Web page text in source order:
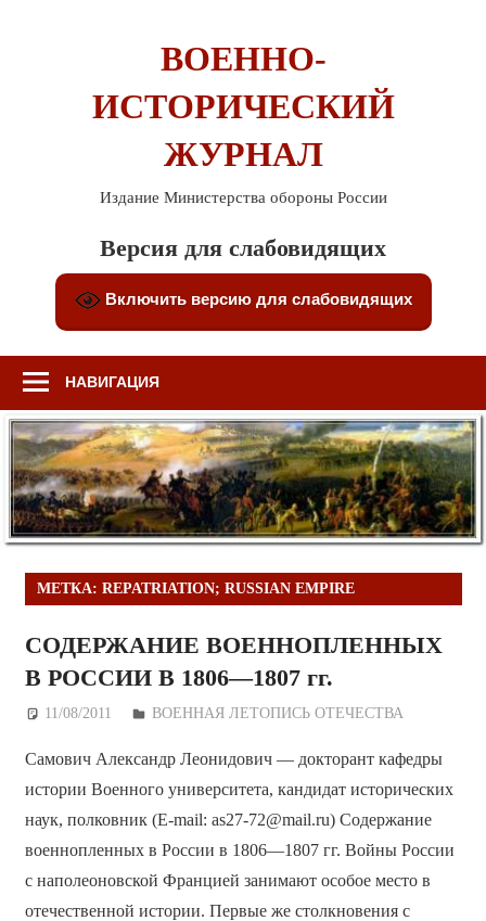
ВОЕННО-
ИСТОРИЧЕСКИЙ
ЖУРНАЛ
Издание Министерства обороны России
Версия для слабовидящих
Включить версию для слабовидящих
НАВИГАЦИЯ
МЕТКА: REPATRIATION; RUSSIAN EMPIRE
СОДЕРЖАНИЕ ВОЕННОПЛЕННЫХ
В РОССИИ В 1806—1807 гг.
11/08/2011 Дежурный по Редакции
ВОЕННАЯ ЛЕТОПИСЬ ОТЕЧЕСТВА
Самович Александр Леонидович — докторант кафедры
истории Военного университета, кандидат исторических
наук, полковник (E-mail: as27-72@mail.ru) Содержание
военнопленных в России в 1806—1807 гг. Войны России
с наполеоновской Францией занимают особое место в
отечественной истории. Первые же столкновения с